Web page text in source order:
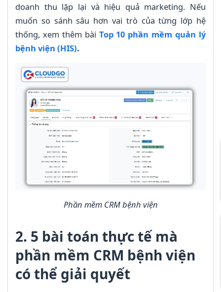
doanh thu lặp lại và hiệu quả marketing. Nếu
muốn so sánh sâu hơn vai trò của từng lớp hệ
thống, xem thêm bài Top 10 phần mềm quản lý
bệnh viện (HIS).
Phần mềm CRM bệnh viện
2. 5 bài toán thực tế mà
phần mềm CRM bệnh viện
có thể giải quyết